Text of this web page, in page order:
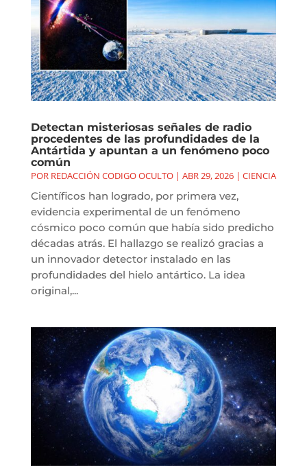
Detectan misteriosas señales de radio
procedentes de las profundidades de la
Antártida y apuntan a un fenómeno poco
común
POR REDACCIÓN CODIGO OCULTO| ABR 29, 2026| CIENCIA
Científicos han logrado, por primera vez,
evidencia experimental de un fenómeno
cósmico poco común que había sido predicho
décadas atrás. El hallazgo se realizó gracias a
un innovador detector instalado en las
profundidades del hielo antártico. La idea
original,...